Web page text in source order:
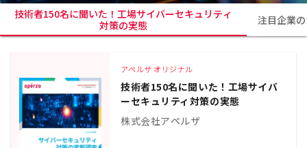
技術者150名に聞いた！工場サイバーセキュリティ
対策の実態
注目企業
アペルザ オリジナル
技術者150名に聞いた！工場サイバ
ーセキュリティ対策の実態
株式会社アペルザ